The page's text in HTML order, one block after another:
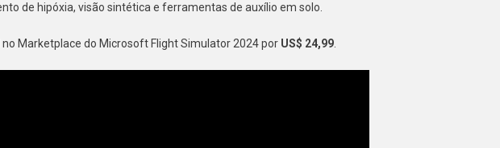
de hipóxia, visão sintética e ferramentas de auxílio em solo.
Marketplace do Microsoft Flight Simulator 2024 por US$ 24,99